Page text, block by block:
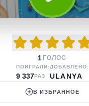
1 ГОЛОС
ПОИГРАЛИ:
9 337РАЗ
ДОБАВЛЕНО:
ULANYA
В ИЗБРАННОЕ